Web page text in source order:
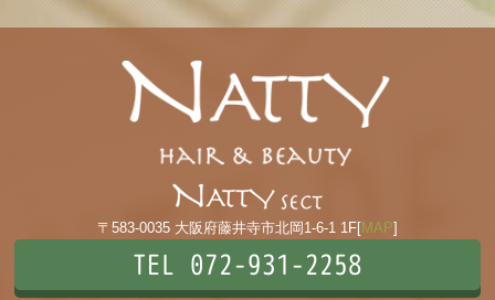
〒583-0035 大阪府藤井寺市北岡1-6-1 1F[MAP]
TEL 072-931-2258